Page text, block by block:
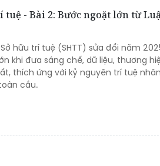
- Bài 2: Bước ngoặt lớn từ
hữu trí tuệ (SHTT) sửa đổi năm
khi đưa sáng chế, dữ liệu, thương
thích ứng với kỷ nguyên trí tuệ
cầu.